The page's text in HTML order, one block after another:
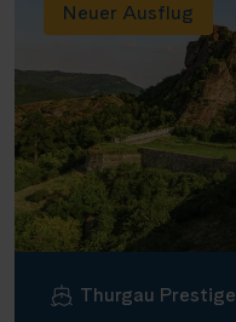
Neuer Ausflug
Thurgau Prestige